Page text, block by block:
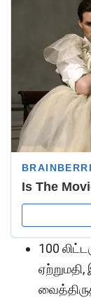
100